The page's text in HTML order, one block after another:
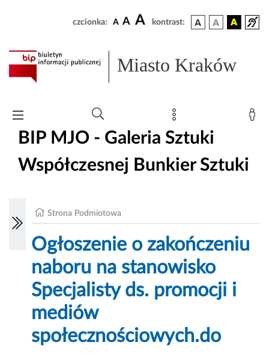
czcionka: A A A kontrast:
Miasto Kraków
BIP MJO - Galeria Sztuki
Współczesnej Bunkier Sztuki
Strona Podmiotowa
Ogłoszenie o zakończeniu
naboru na stanowisko
Specjalisty ds. promocji i
mediów
społecznościowych.do